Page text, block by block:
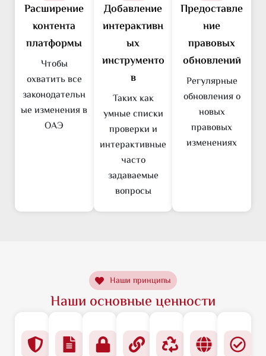
Расширение
контента
платформы
Чтобы
охватить все
законодательн
ые изменения в
ОАЭ
Добавление
интерактивн
ых
инструменто
в
Таких как
умные списки
проверки и
интерактивные
часто
задаваемые
вопросы
Предоставле
ние
правовых
обновлений
Регулярные
обновления о
новых
правовых
изменениях
Наши принципы
Наши основные ценности